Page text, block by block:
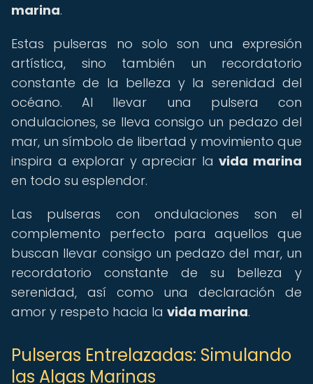
marina.
Estas pulseras no solo son una expresión
artística, sino también un recordatorio
constante de la belleza y la serenidad del
océano. Al llevar una pulsera con
ondulaciones, se lleva consigo un pedazo del
mar, un símbolo de libertad y movimiento que
inspira a explorar y apreciar lavida marina
en todo su esplendor.
Las pulseras con ondulaciones son el
complemento perfecto para aquellos que
buscan llevar consigo un pedazo del mar, un
recordatorio constante de su belleza y
serenidad, así como una declaración de
amor y respeto hacia la vida marina.
Pulseras Entrelazadas: Simulando
las Algas Marinas